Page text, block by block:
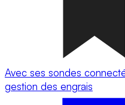
Avec ses sondes
gestion des engrais